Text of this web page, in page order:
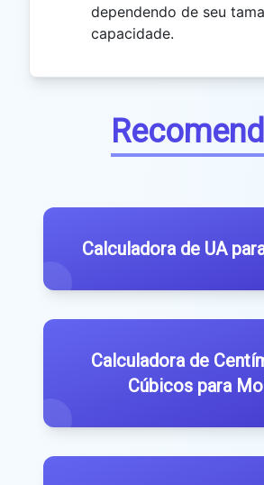
dependendo de seu
capacidade.
Calculadora de UA
Calculadora de
Cúbicos para